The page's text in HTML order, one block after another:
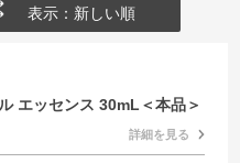
表示：新しい順
エッセンス 30mL＜本品＞
詳細を見る